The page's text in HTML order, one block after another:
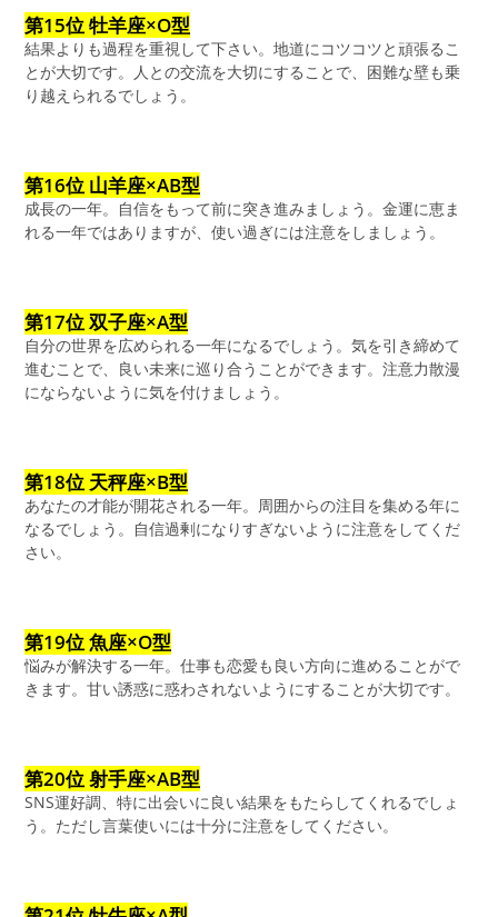
第15位 牡羊座×O型
結果よりも過程を重視して下さい。地道にコツコツと頑張るこ
とが大切です。人との交流を大切にすることで、困難な壁も乗
り越えられるでしょう。
第16位 山羊座×AB型
成長の一年。自信をもって前に突き進みましょう。金運に恵ま
れる一年ではありますが、使い過ぎには注意をしましょう。
第17位 双子座×A型
自分の世界を広められる一年になるでしょう。気を引き締めて
進むことで、良い未来に巡り合うことができます。注意力散漫
にならないように気を付けましょう。
第18位 天秤座×B型
あなたの才能が開花される一年。周囲からの注目を集める年に
なるでしょう。自信過剰になりすぎないように注意をしてくだ
さい。
第19位 魚座×O型
悩みが解決する一年。仕事も恋愛も良い方向に進めることがで
きます。甘い誘惑に惑わされないようにすることが大切です。
第20位 射手座×AB型
SNS運好調、特に出会いに良い結果をもたらしてくれるでしょ
う。ただし言葉使いには十分に注意をしてください。